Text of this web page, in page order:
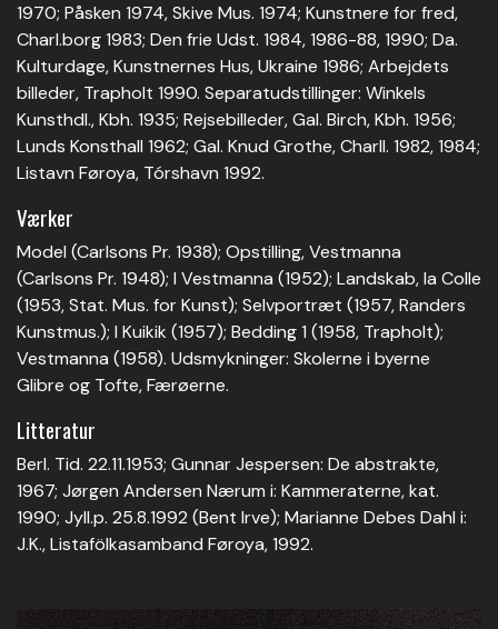
1970; Påsken 1974, Skive Mus. 1974; Kunstnere for fred,
Charl.borg 1983; Den frie Udst. 1984, 1986-88, 1990; Da.
Kulturdage, Kunstnernes Hus, Ukraine 1986; Arbejdets
billeder, Trapholt 1990. Separatudstillinger: Winkels
Kunsthdl., Kbh. 1935; Rejsebilleder, Gal. Birch, Kbh. 1956;
Lunds Konsthall 1962; Gal. Knud Grothe, Charll. 1982, 1984;
Listavn Føroya, Tórshavn 1992.
Værker
Model (Carlsons Pr. 1938); Opstilling, Vestmanna
(Carlsons Pr. 1948); I Vestmanna (1952); Landskab, la Colle
(1953, Stat. Mus. for Kunst); Selvportræt (1957, Randers
Kunstmus.); I Kuikik (1957); Bedding 1 (1958, Trapholt);
Vestmanna (1958). Udsmykninger: Skolerne i byerne
Glibre og Tofte, Færøerne.
Litteratur
Berl. Tid. 22.11.1953; Gunnar Jespersen: De abstrakte,
1967; Jørgen Andersen Nærum i: Kammeraterne, kat.
1990; Jyll.p. 25.8.1992 (Bent Irve); Marianne Debes Dahl i:
J.K., Listafölkasamband Føroya, 1992.